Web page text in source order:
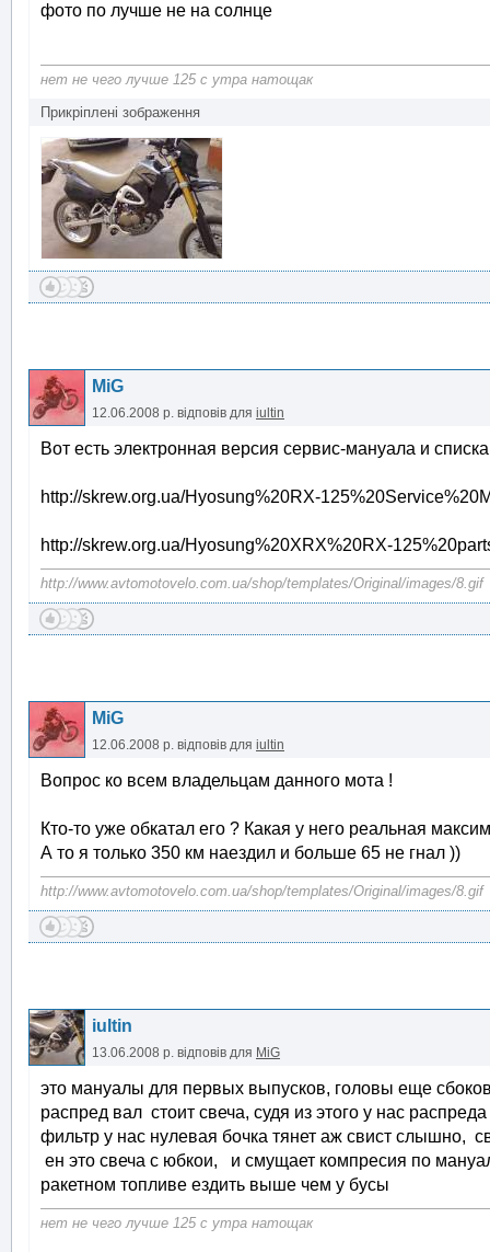
фото по лучше не на солнце
нет не чего лучше 125 с утра натощак
Прикріплені зображення
MiG
12.06.2008 р. відповів для iultin
Вот есть электронная версия сервис-мануала и
http://skrew.org.ua/Hyosung%20RX-
http://skrew.org.ua/Hyosung%20XRX%20RX-
http://www.avtomotovelo.com.ua/shop/templates/Original/images/8.gif
MiG
12.06.2008 р. відповів для iultin
Вопрос ко всем владельцам данного мота !
Кто-то уже обкатал его ? Какая у него реальная
А то я только 350 км наездил и больше 65 не гнал ))
http://www.avtomotovelo.com.ua/shop/templates/Original/images/8.gif
iultin
13.06.2008 р. відповів для MiG
это мануалы для первых выпусков, головы еще
распред вал стоит свеча, судя из этого у нас
фильтр у нас нулевая бочка тянет аж свист слышно,
ен это свеча с юбкои, и смущает компресия по
ракетном топливе ездить выше чем у бусы
нет не чего лучше 125 с утра натощак